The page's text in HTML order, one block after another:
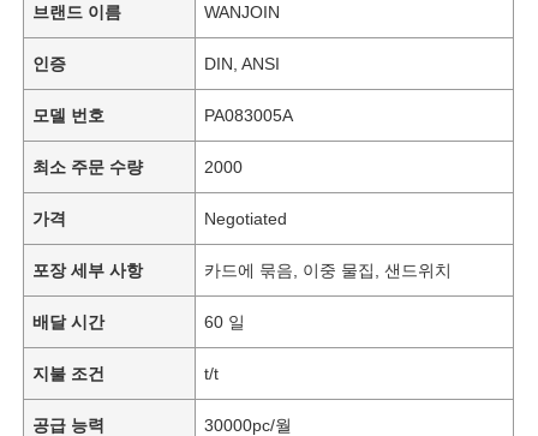
브랜드 이름 WANJOIN
인증 DIN, ANSI
모델 번호 PA083005A
최소 주문 수량 2000
가격 Negotiated
포장 세부 사항 카드에 묶음, 이중 물집, 샌드위치
배달 시간 60 일
지불 조건 t/t
공급 능력 30000pc/월